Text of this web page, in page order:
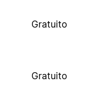
Gratuito
Gratuito